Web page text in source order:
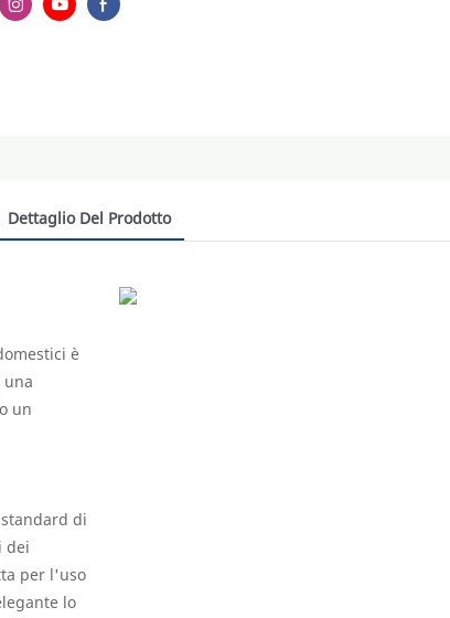
Dettaglio Del Prodotto
è
un
di
dei
per l'uso
lo